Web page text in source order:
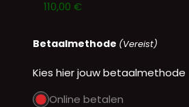
Betaalmethode (Vereist)
Kies hier jouw betaalmethode
Online betalen